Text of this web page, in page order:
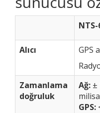
Alıcı
GPS
Zamanlama
doğruluk
Ağ: ±
GPS: